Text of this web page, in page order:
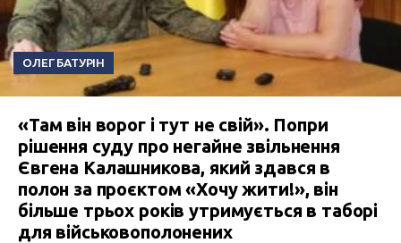
ОЛЕГ БАТУРІН
«Там він ворог і тут не свій». Попри
рішення суду про негайне звільнення
Євгена Калашникова, який здався в
полон за проєктом «Хочу жити!», він
більше трьох років утримується в таборі
для військовополонених